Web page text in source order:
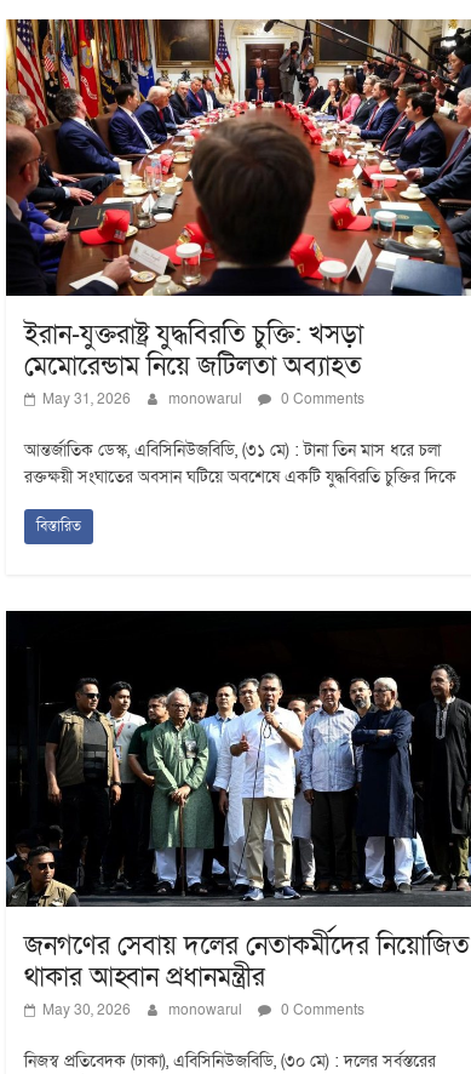
ইরান-যুক্তরাষ্ট্র যুদ্ধবিরতি চুক্তি: খসড়া
মেমোরেন্ডাম নিয়ে জটিলতা অব্যাহত
May 31, 2026 monowarul 0 Comments
আন্তর্জাতিক ডেস্ক, এবিসিনিউজবিডি, (৩১ মে) : টানা তিন মাস ধরে চলা
রক্তক্ষয়ী সংঘাতের অবসান ঘটিয়ে অবশেষে একটি যুদ্ধবিরতি চুক্তির দিকে
বিস্তারিত
জনগণের সেবায় দলের নেতাকর্মীদের নিয়োজিত
থাকার আহ্বান প্রধানমন্ত্রীর
May 30, 2026 monowarul 0 Comments
নিজস্ব প্রতিবেদক (ঢাকা), এবিসিনিউজবিডি, (৩০ মে) : দলের সর্বস্তরের